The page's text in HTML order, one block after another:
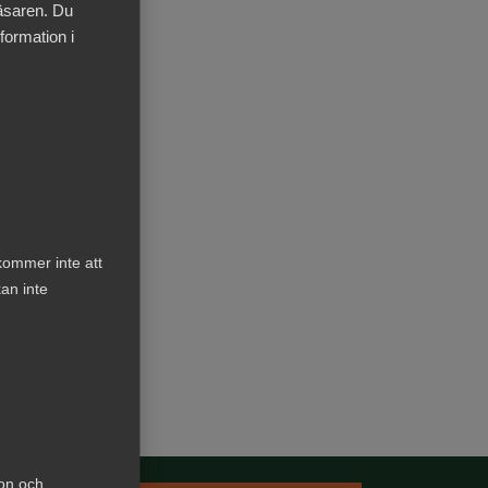
Du
i
inte att
inte
och
Kurser & utbildningar
i